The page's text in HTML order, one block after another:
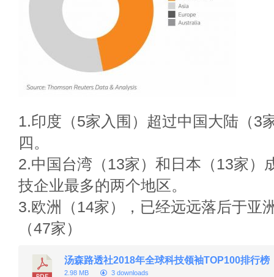
1.印度（5家入围）超过中国大陆（3
四。
2.中国台湾（13家）和日本（13家）
技企业最多的两个地区。
3.欧洲（14家），已经远远落后于亚
（47家）
汤森路透社2018年全球科技领袖TOP100排行榜
2.98 MB 3 downloads